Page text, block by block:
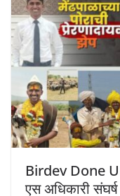
Birdev Done
एस अधिकारी